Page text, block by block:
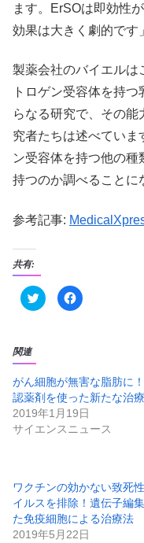
ます。ErSOは即効性
効果は大きく劇的です
製薬会社のバイエルは
トロゲン受容体を持
らなる研究で、その
究者たちは述べてい
ン受容体を持つ他の
持つのか調べることに
参考記事:
共有:
ク
リ
t
t
e
r
で
共
有
ウ
ィ
ン
ド
ウ
で
F
a
共
有
す
る
に
は
ク
て
く
だ
さ
い
(
関連
がん細胞が無害な脂肪に
認薬剤を使った新たな治
2019年1月19日
サイエンスニュース
ワクチンの効かない致死
イルスを排除！遺伝子編
た免疫細胞による治療法
2019年5月22日